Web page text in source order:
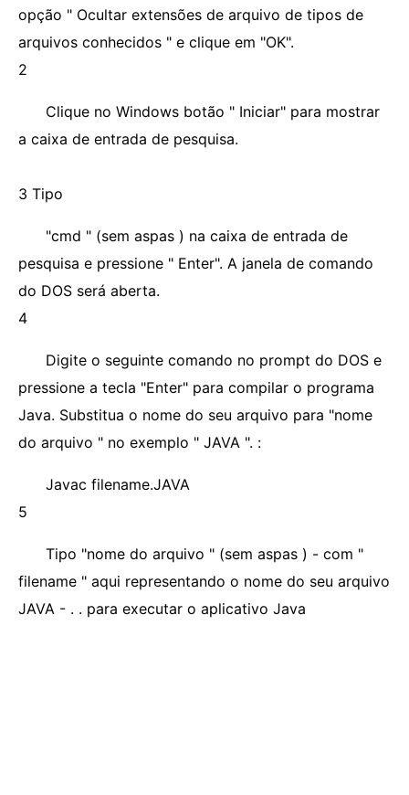
opção " Ocultar extensões de arquivo de tipos de
arquivos conhecidos " e clique em "OK".
2
Clique no Windows botão " Iniciar" para mostrar
a caixa de entrada de pesquisa.
3 Tipo
"cmd " (sem aspas ) na caixa de entrada de
pesquisa e pressione " Enter". A janela de comando
do DOS será aberta.
4
Digite o seguinte comando no prompt do DOS e
pressione a tecla "Enter" para compilar o programa
Java. Substitua o nome do seu arquivo para "nome
do arquivo " no exemplo " JAVA ". :
Javac filename.JAVA
5
Tipo "nome do arquivo " (sem aspas ) - com "
filename " aqui representando o nome do seu arquivo
JAVA - . . para executar o aplicativo Java